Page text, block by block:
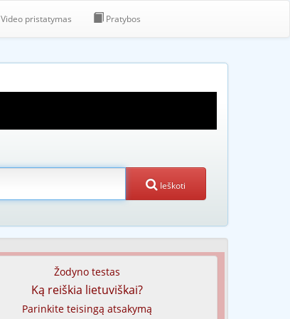
Video pristatymas Pratybos
Ieškoti
Žodyno testas
Ką reiškia lietuviškai?
Parinkite teisingą atsakymą